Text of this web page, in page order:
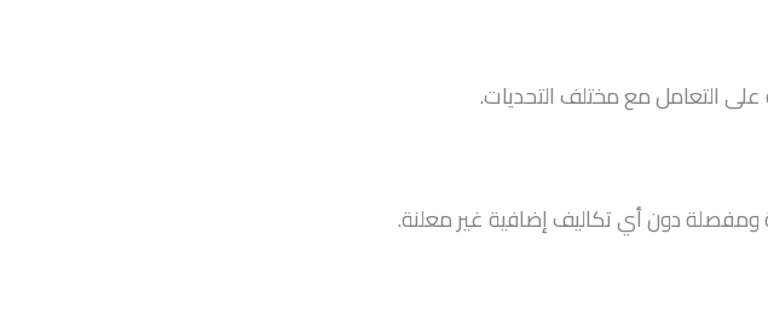
التعامل مع مختلف التحديات.
دون أي تكاليف إضافية غير معلنة.